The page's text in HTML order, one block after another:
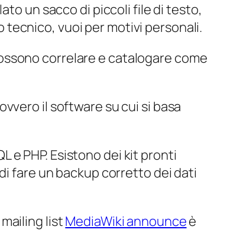
un sacco di piccoli file di testo,
tecnico, vuoi per motivi personali.
correlare e catalogare come
il software su cui si basa
e PHP. Esistono dei kit pronti
fare un backup corretto dei dati
listMediaWiki announceè